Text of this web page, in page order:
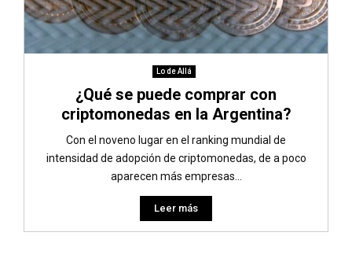
Lo de Allá
¿Qué se puede comprar con
criptomonedas en la Argentina?
Con el noveno lugar en el ranking mundial de
intensidad de adopción de criptomonedas, de a poco
aparecen más empresas...
Leer más